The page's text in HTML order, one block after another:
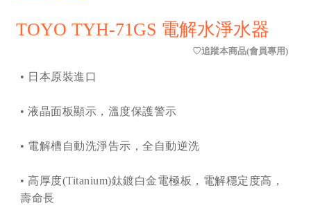
TOYO TYH-71GS 電解水淨水器
• 日本原裝進口
• 液晶面板顯示，溫度保護警示
• 電解槽自動洗淨告示，全自動逆洗
• 高厚度(Titanium)鈦鍍白金電極板，電解穩定度高，
壽命長